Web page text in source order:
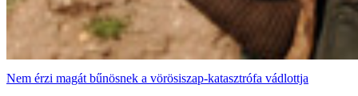
Nem érzi magát bűnösnek a vörösiszap-katasztrófa vádlottja